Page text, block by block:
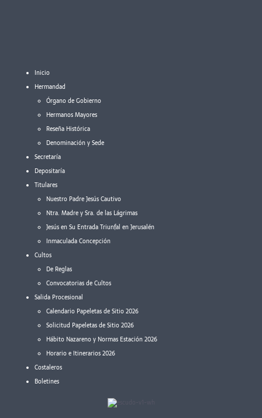
Inicio
Hermandad
Órgano de Gobierno
Hermanos Mayores
Reseña Histórica
Denominación y Sede
Secretaría
Depositaría
Titulares
Nuestro Padre Jesús Cautivo
Ntra. Madre y Sra. de las Lágrimas
Jesús en Su Entrada Triunfal en Jerusalén
Inmaculada Concepción
Cultos
De Reglas
Convocatorias de Cultos
Salida Procesional
Calendario Papeletas de Sitio 2026
Solicitud Papeletas de Sitio 2026
Hábito Nazareno y Normas Estación 2026
Horario e Itinerarios 2026
Costaleros
Boletines